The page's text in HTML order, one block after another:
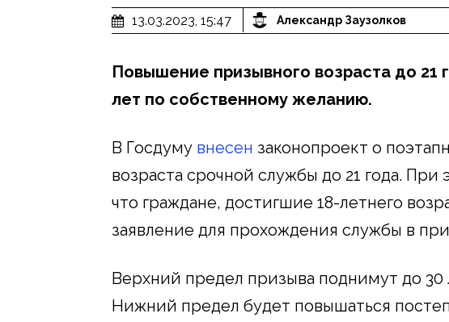
13.03.2023, 15:47 Александр Заузолков
Повышение призывного возраста до 21
лет по собственному желанию.
В Госдуму внесен законопроект о
возраста срочной службы до 21 года. При
что граждане, достигшие 18-летнего
заявление для прохождения службы в
Верхний предел призыва поднимут до
Нижний предел будет повышаться